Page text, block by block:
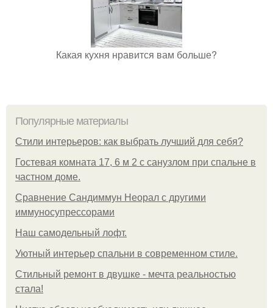
Какая кухня нравится вам больше?
Популярные материалы
Стили интерьеров: как выбрать лучший для себя?
Гостевая комната 17, 6 м 2 с санузлом при спальне в
частном доме.
Сравнение Сандиммун Неорал с другими
иммуносупрессорами
Наш самодельный лофт.
Уютный интерьер спальни в современном стиле.
Стильный ремонт в двушке - мечта реальностью
стала!